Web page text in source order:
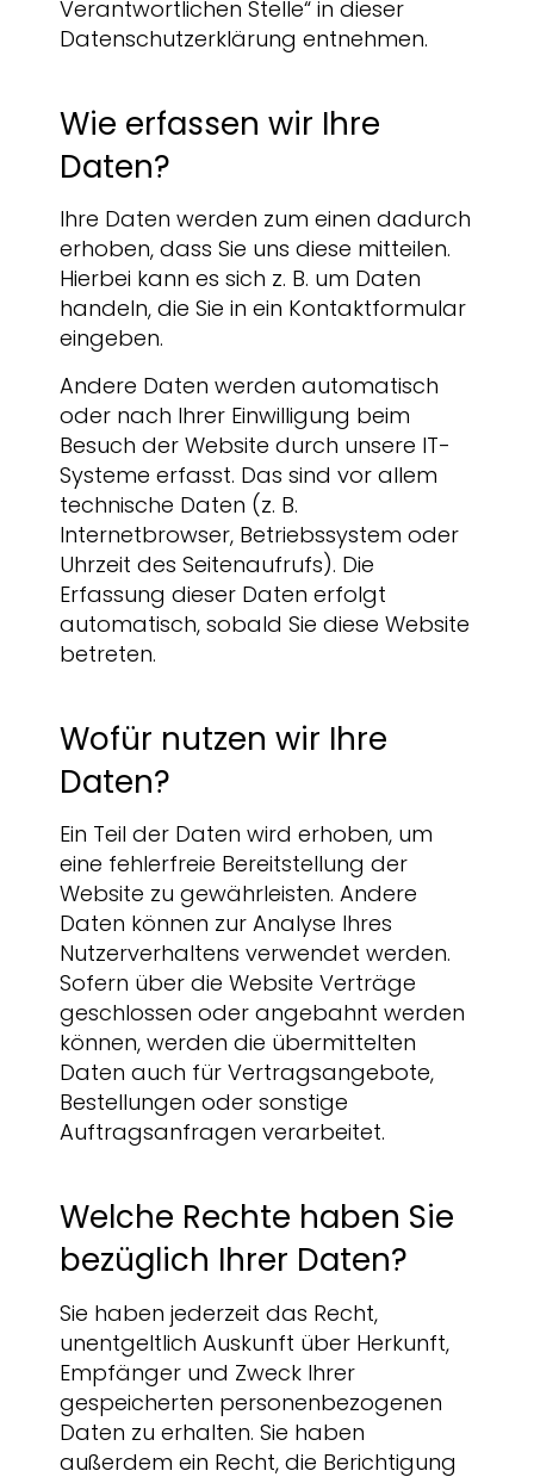
Verantwortlichen Stelle“ in dieser
Datenschutzerklärung entnehmen.
Wie erfassen wir Ihre
Daten?
Ihre Daten werden zum einen dadurch
erhoben, dass Sie uns diese mitteilen.
Hierbei kann es sich z. B. um Daten
handeln, die Sie in ein Kontaktformular
eingeben.
Andere Daten werden automatisch
oder nach Ihrer Einwilligung beim
Besuch der Website durch unsere IT-
Systeme erfasst. Das sind vor allem
technische Daten (z. B.
Internetbrowser, Betriebssystem oder
Uhrzeit des Seitenaufrufs). Die
Erfassung dieser Daten erfolgt
automatisch, sobald Sie diese Website
betreten.
Wofür nutzen wir Ihre
Daten?
Ein Teil der Daten wird erhoben, um
eine fehlerfreie Bereitstellung der
Website zu gewährleisten. Andere
Daten können zur Analyse Ihres
Nutzerverhaltens verwendet werden.
Sofern über die Website Verträge
geschlossen oder angebahnt werden
können, werden die übermittelten
Daten auch für Vertragsangebote,
Bestellungen oder sonstige
Auftragsanfragen verarbeitet.
Welche Rechte haben Sie
bezüglich Ihrer Daten?
Sie haben jederzeit das Recht,
unentgeltlich Auskunft über Herkunft,
Empfänger und Zweck Ihrer
gespeicherten personenbezogenen
Daten zu erhalten. Sie haben
außerdem ein Recht, die Berichtigung